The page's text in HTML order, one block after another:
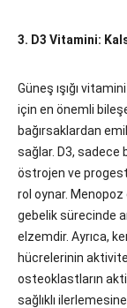
3. D3 Vitamini:
Güneş ışığı
için en önemli
bağırsaklardan
sağlar. D3, sadece
östrojen ve
rol oynar.
gebelik sürecinde
elzemdir. Ayrıca,
hücrelerinin
osteoklastların
sağlıklı